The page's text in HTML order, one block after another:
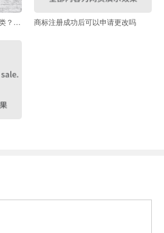
餐饮企业注册商标一般都有哪类？餐饮商标侵权如何认定？ 商标注册成功后可以申请更改吗